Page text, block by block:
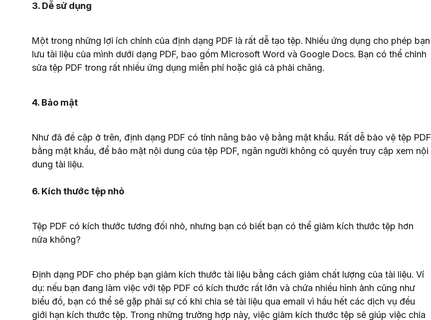
3. Dễ sử dụng
Một trong những lợi ích chính của định dạng PDF là rất dễ tạo tệp. Nhiều ứng dụng cho phép bạn
lưu tài liệu của mình dưới dạng PDF, bao gồm Microsoft Word và Google Docs. Bạn có thể chỉnh
sửa tệp PDF trong rất nhiều ứng dụng miễn phí hoặc giá cả phải chăng.
4. Bảo mật
Như đã đề cập ở trên, định dạng PDF có tính năng bảo vệ bằng mật khẩu. Rất dễ bảo vệ tệp PDF
bằng mật khẩu, để bảo mật nội dung của tệp PDF, ngăn người không có quyền truy cập xem nội
dung tài liệu.
6. Kích thước tệp nhỏ
Tệp PDF có kích thước tương đối nhỏ, nhưng bạn có biết bạn có thể giảm kích thước tệp hơn
nữa không?
Định dạng PDF cho phép bạn giảm kích thước tài liệu bằng cách giảm chất lượng của tài liệu. Ví
dụ: nếu bạn đang làm việc với tệp PDF có kích thước rất lớn và chứa nhiều hình ảnh cũng như
biểu đồ, bạn có thể sẽ gặp phải sự cố khi chia sẻ tài liệu qua email vì hầu hết các dịch vụ đều
giới hạn kích thước tệp. Trong những trường hợp này, việc giảm kích thước tệp sẽ giúp việc chia